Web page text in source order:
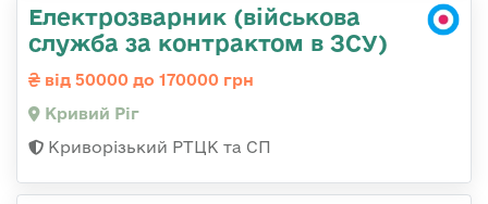
Електрозварник (військова
служба за контрактом в ЗСУ)
від 50000 до 170000 грн
Кривий Ріг
Криворізький РТЦК та СП